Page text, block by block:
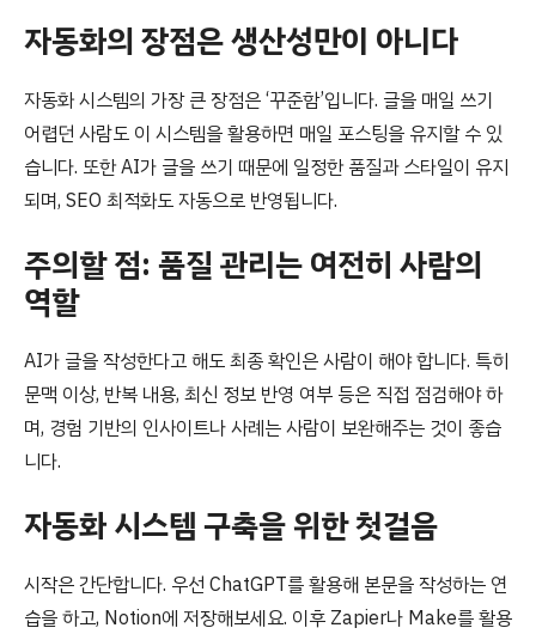
자동화의 장점은 생산성만이 아니다
자동화 시스템의 가장 큰 장점은 ‘꾸준함’입니다. 글을 매일 쓰기
어렵던 사람도 이 시스템을 활용하면 매일 포스팅을 유지할 수 있
습니다. 또한 AI가 글을 쓰기 때문에 일정한 품질과 스타일이 유지
되며, SEO 최적화도 자동으로 반영됩니다.
주의할 점: 품질 관리는 여전히 사람의
역할
AI가 글을 작성한다고 해도 최종 확인은 사람이 해야 합니다. 특히
문맥 이상, 반복 내용, 최신 정보 반영 여부 등은 직접 점검해야 하
며, 경험 기반의 인사이트나 사례는 사람이 보완해주는 것이 좋습
니다.
자동화 시스템 구축을 위한 첫걸음
시작은 간단합니다. 우선 ChatGPT를 활용해 본문을 작성하는 연
습을 하고, Notion에 저장해보세요. 이후 Zapier나 Make를 활용